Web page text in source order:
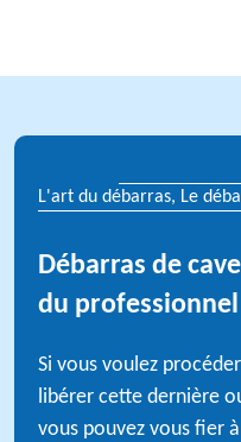
L'art du débarras, Le
Débarras de
du
Si vous voulez
libérer cette dernière
vous pouvez vous fier